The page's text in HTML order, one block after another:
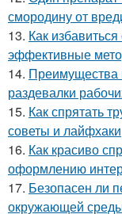
смородину от
13. Как
эффективные
14. Преимущества
раздевалки
15. Как спрятать
советы и лайфхаки
16. Как красиво
оформлению
17. Безопасен ли
окружающей